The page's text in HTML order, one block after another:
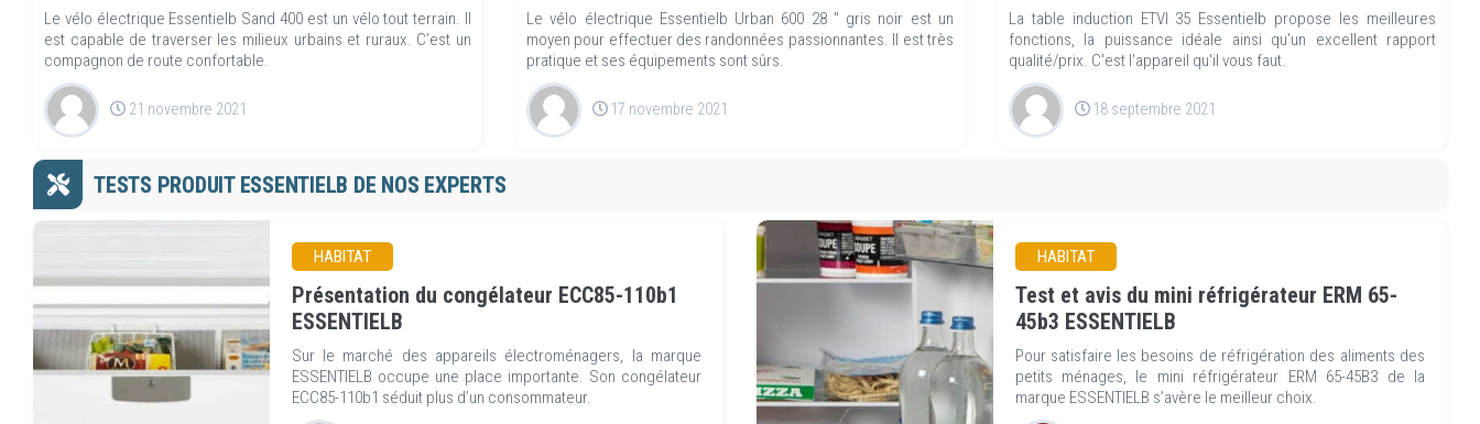
Le vélo électrique Essentielb Sand 400 est un vélo tout terrain. Il
est capable de traverser les milieux urbains et ruraux. C’est un
compagnon de route confortable.
21 novembre 2021
Le vélo électrique Essentielb Urban 600 28 " gris noir est un
moyen pour effectuer des randonnées passionnantes. Il est très
pratique et ses équipements sont sûrs.
17 novembre 2021
La table induction ETVI 35 Essentielb propose les meilleures
fonctions, la puissance idéale ainsi qu’un excellent rapport
qualité/prix. C'est l'appareil qu'il vous faut.
18 septembre 2021
TESTS PRODUIT ESSENTIELB DE NOS EXPERTS
HABITAT
Présentation du congélateur ECC85-110b1
ESSENTIELB
Sur le marché des appareils électroménagers, la marque
ESSENTIELB occupe une place importante. Son congélateur
ECC85-110b1 séduit plus d’un consommateur.
HABITAT
Test et avis du mini réfrigérateur ERM 65-
45b3 ESSENTIELB
Pour satisfaire les besoins de réfrigération des aliments des
petits ménages, le mini réfrigérateur ERM 65-45B3 de la
marque ESSENTIELB s’avère le meilleur choix.